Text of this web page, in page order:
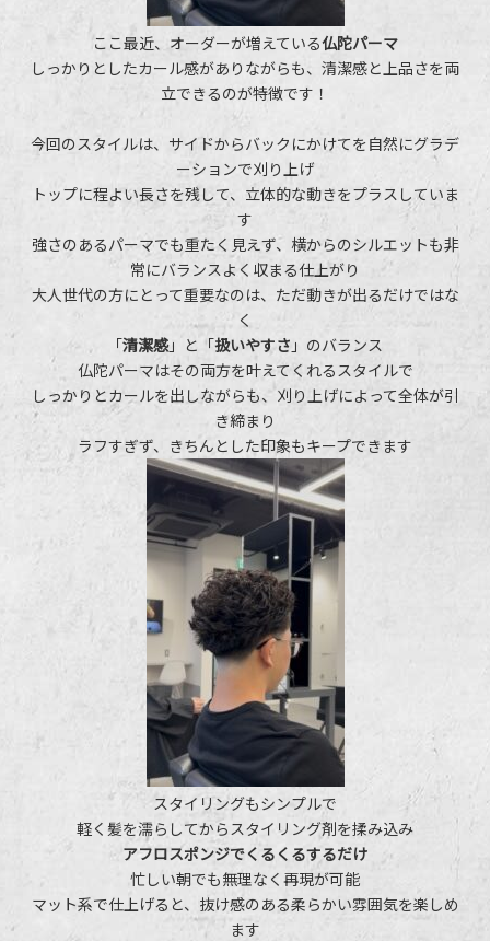
ここ最近、オーダーが増えている仏陀パーマ
しっかりとしたカール感がありながらも、清潔感と上品さを両
立できるのが特徴です！
今回のスタイルは、サイドからバックにかけてを自然にグラデ
ーションで刈り上げ
トップに程よい長さを残して、立体的な動きをプラスしていま
す
強さのあるパーマでも重たく見えず、横からのシルエットも非
常にバランスよく収まる仕上がり
大人世代の方にとって重要なのは、ただ動きが出るだけではな
く
「清潔感」と「扱いやすさ 」のバランス
仏陀パーマはその両方を叶えてくれるスタイルで
しっかりとカールを出しながらも、刈り上げによって全体が引
き締まり
ラフすぎず、きちんとした印象もキープできます
スタイリングもシンプルで
軽く髪を濡らしてからスタイリング剤を揉み込み
アフロスポンジでくるくるするだけ
忙しい朝でも無理なく再現が可能
マット系で仕上げると、抜け感のある柔らかい雰囲気を楽しめ
ます